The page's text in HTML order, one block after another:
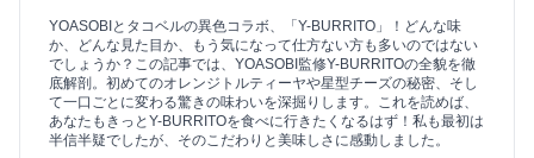
YOASOBIとタコベルの異色コラボ、「Y-BURRITO」！どんな味
か、どんな見た目か、もう気になって仕方ない方も多いのではない
でしょうか？この記事では、YOASOBI監修Y-BURRITOの全貌を徹
底解剖。初めてのオレンジトルティーヤや星型チーズの秘密、そし
て一口ごとに変わる驚きの味わいを深掘りします。これを読めば、
あなたもきっとY-BURRITOを食べに行きたくなるはず！私も最初は
半信半疑でしたが、そのこだわりと美味しさに感動しました。